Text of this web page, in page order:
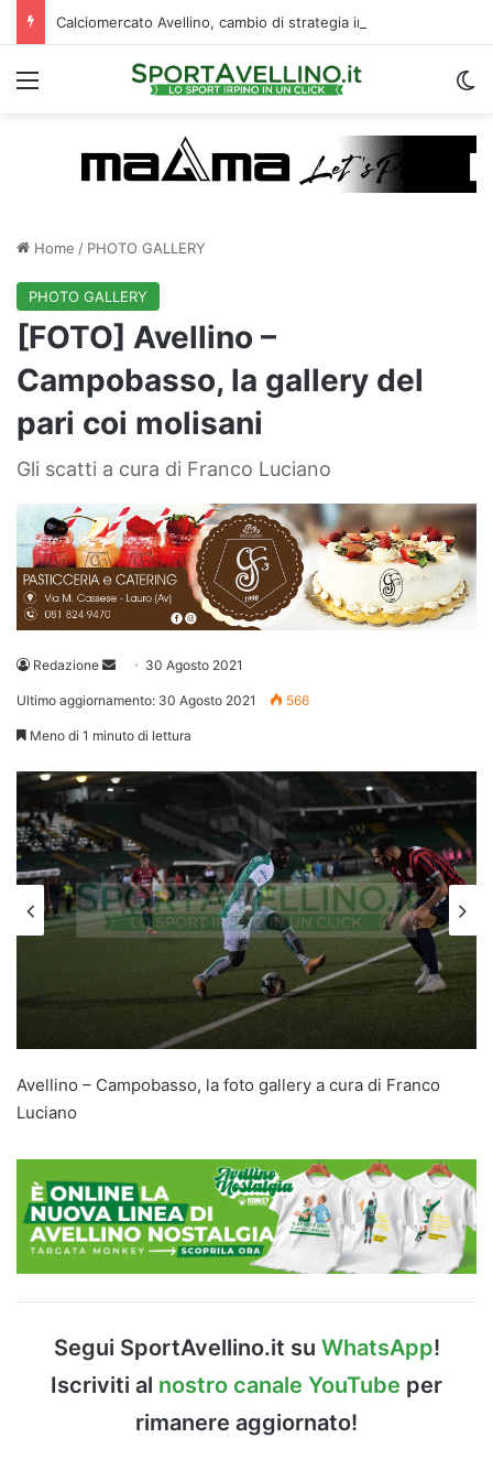
Menu
Home / PHOTO GALLERY
PHOTO GALLERY
[FOTO] Avellino –
Campobasso, la gallery del
pari coi molisani
Gli scatti a cura di Franco Luciano
Redazione
Invia 30 Agosto 2021
Ultimo aggiornamento: 30 Agosto 2021 566
Meno di 1 minuto di lettura
Avellino – Campobasso, la foto gallery a cura di Franco
Luciano
Segui SportAvellino.it su WhatsApp!
Iscriviti al nostro canale YouTube per
rimanere aggiornato!